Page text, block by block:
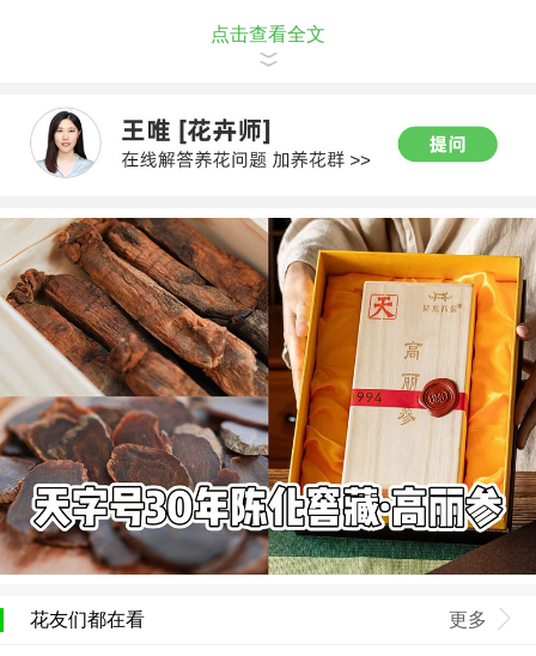
点击查看全文
花友们都在看 更多